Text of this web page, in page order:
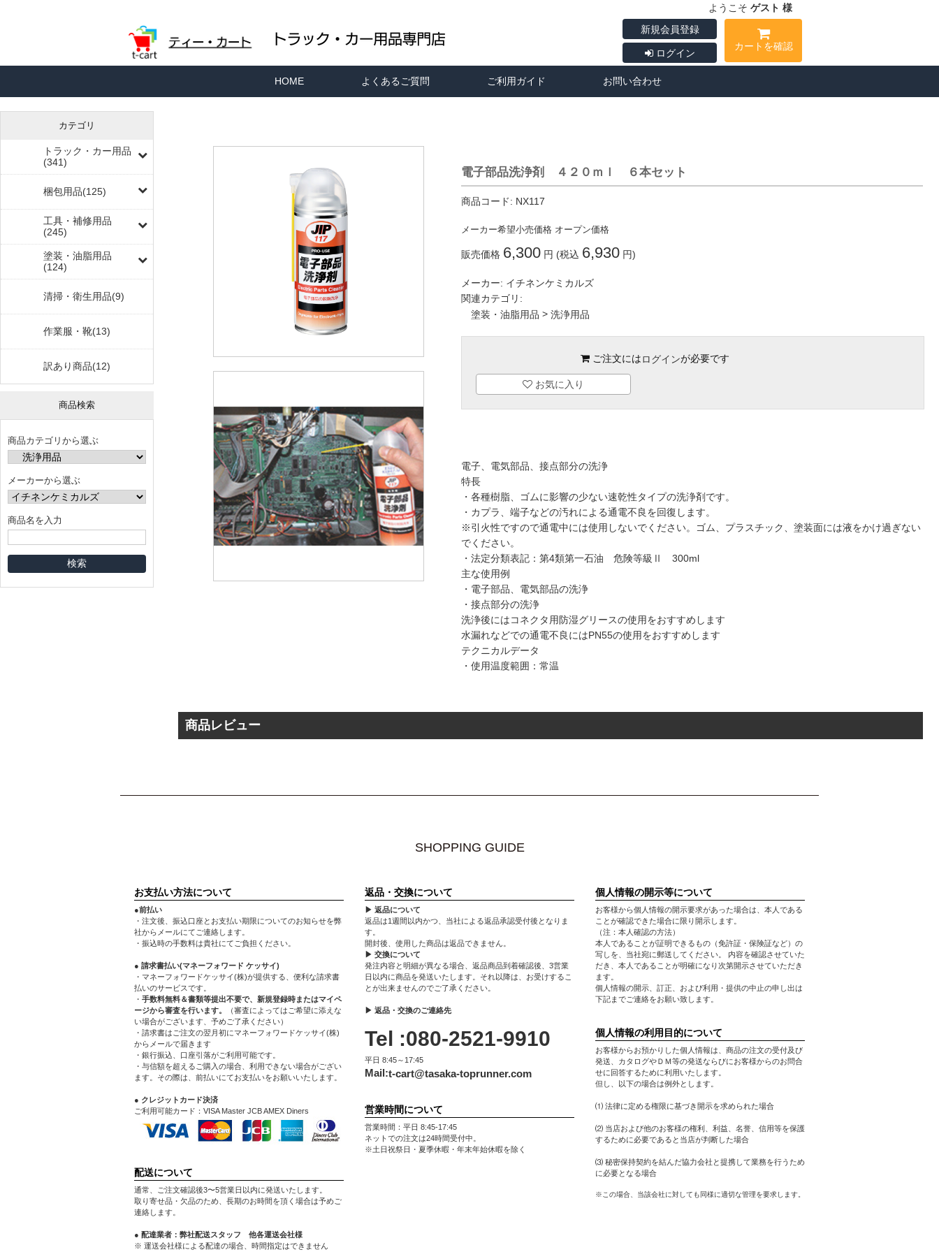
ようこそ ゲスト 様
新規会員登録
ログイン
カートを確認
HOME よくあるご質問 ご利用ガイド お問い合わせ
カテゴリ
トラック・カー用品
(341)
梱包用品(125)
工具・補修用品
(245)
塗装・油脂用品
(124)
清掃・衛生用品(9)
作業服・靴(13)
訳あり商品(12)
商品検索
商品カテゴリから選ぶ
メーカーから選ぶ
商品名を入力
電子部品洗浄剤 ４２０ｍｌ ６本セット
商品コード: NX117
メーカー希望小売価格 オープン価格
販売価格 6,300円 (税込 6,930円)
メーカー: イチネンケミカルズ
関連カテゴリ:
塗装・油脂用品 > 洗浄用品
ご注文にはログインが必要です
お気に入り
電子、電気部品、接点部分の洗浄
特長
・各種樹脂、ゴムに影響の少ない速乾性タイプの洗浄剤です。
・カプラ、端子などの汚れによる通電不良を回復します。
※引火性ですので通電中には使用しないでください。ゴム、プラスチック、塗装面には液をかけ過ぎない
でください。
・法定分類表記：第4類第一石油 危険等級Ⅱ 300ml
主な使用例
・電子部品、電気部品の洗浄
・接点部分の洗浄
洗浄後にはコネクタ用防湿グリースの使用をおすすめします
水漏れなどでの通電不良にはPN55の使用をおすすめします
テクニカルデータ
・使用温度範囲：常温
商品レビュー
SHOPPING GUIDE
お支払い方法について
●前払い
・注文後、振込口座とお支払い期限についてのお知らせを弊
社からメールにてご連絡します。
・振込時の手数料は貴社にてご負担ください。
● 請求書払い(マネーフォワード ケッサイ)
・マネーフォワードケッサイ(株)が提供する、便利な請求書
払いのサービスです。
・ 手数料無料＆書類等提出不要で、新規登録時またはマイペ
ージから審査を行います。
（審査によってはご希望に添えな
い場合がございます、予めご了承ください）
・請求書はご注文の翌月初にマネーフォワードケッサイ(株)
からメールで届きます
・銀行振込、口座引落がご利用可能です。
・与信額を超えるご購入の場合、利用できない場合がござい
ます。その際は、前払いにてお支払いをお願いいたします。
● クレジットカード決済
ご利用可能カード：VISA Master JCB AMEX Diners
配送について
通常、ご注文確認後3〜5営業日以内に発送いたします。
取り寄せ品・欠品のため、長期のお時間を頂く場合は予めご
連絡します。
● 配達業者：弊社配送スタッフ 他各運送会社様
※ 運送会社様による配達の場合、時間指定はできません
返品・交換について
▶ 返品について
返品は1週間以内かつ、当社による返品承認受付後となりま
す。
開封後、使用した商品は返品できません。
▶ 交換について
発注内容と明細が異なる場合、返品商品到着確認後、3営業
日以内に商品を発送いたします。それ以降は、お受けするこ
とが出来ませんのでご了承ください。
▶ 返品・交換のご連絡先
Tel :080-2521-9910
平日 8:45～17:45
Mail:t-cart@tasaka-toprunner.com
営業時間について
営業時間：平日 8:45-17:45
ネットでの注文は24時間受付中。
※土日祝祭日・夏季休暇・年末年始休暇を除く
個人情報の開示等について
お客様から個人情報の開示要求があった場合は、本人である
ことが確認できた場合に限り開示します。
（注：本人確認の方法）
本人であることが証明できるもの（免許証・保険証など）の
写しを、当社宛に郵送してください。 内容を確認させていた
だき、本人であることが明確になり次第開示させていただき
ます。
個人情報の開示、訂正、および利用・提供の中止の申し出は
下記までご連絡をお願い致します。
個人情報の利用目的について
お客様からお預かりした個人情報は、商品の注文の受付及び
発送、カタログやＤＭ等の発送ならびにお客様からのお問合
せに回答するために利用いたします。
但し、以下の場合は例外とします。
⑴ 法律に定める権限に基づき開示を求められた場合
⑵ 当店および他のお客様の権利、利益、名誉、信用等を保護
するために必要であると当店が判断した場合
⑶ 秘密保持契約を結んだ協力会社と提携して業務を行うため
に必要となる場合
※この場合、当該会社に対しても同様に適切な管理を要求します。